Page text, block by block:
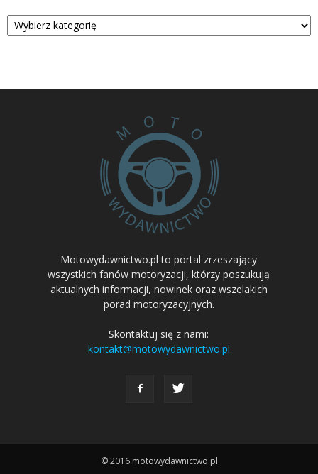
Kategorie
Motowydawnictwo.pl to portal zrzeszający
wszystkich fanów motoryzacji, którzy poszukują
aktualnych informacji, nowinek oraz wszelakich
porad motoryzacyjnych.
Skontaktuj się z nami:
kontakt@motowydawnictwo.pl
© 2016 motowydawnictwo.pl